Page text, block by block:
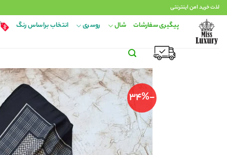
Skip
to
content
لذت خرید امن اینترنتی
پیگیری سفارشات شال روسری انتخاب براساس رنگ
-34%